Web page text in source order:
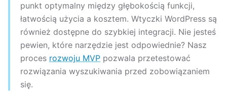
punkt optymalny między głębokością funkcji,
łatwością użycia a kosztem. Wtyczki WordPress są
również dostępne do szybkiej integracji. Nie jesteś
pewien, które narzędzie jest odpowiednie? Nasz
proces rozwoju MVP pozwala przetestować
rozwiązania wyszukiwania przed zobowiązaniem
się.